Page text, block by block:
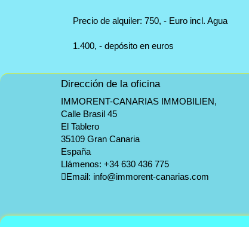
Precio de alquiler: 750, - Euro incl. Agua
1.400, - depósito en euros
Dirección de la oficina
IMMORENT-CANARIAS IMMOBILIEN,
Calle Brasil 45
El Tablero
35109 Gran Canaria
España
Llámenos: +34 630 436 775
Email: info@immorent-canarias.com